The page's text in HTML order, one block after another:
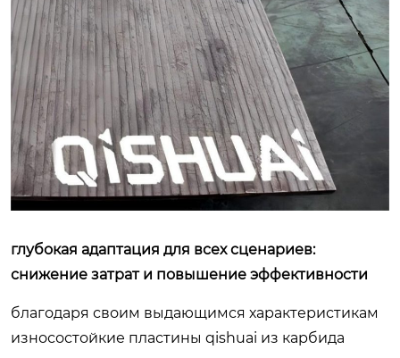
глубокая адаптация для всех сценариев:
снижение затрат и повышение эффективности
благодаря своим выдающимся характеристикам
износостойкие пластины qishuai из карбида